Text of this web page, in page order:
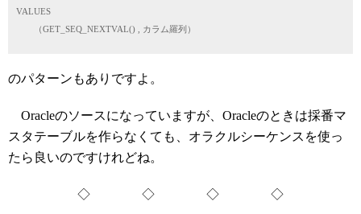
VALUES
（GET_SEQ_NEXTVAL() , カラム羅列）
のパターンもありですよ。
Oracleのソースになっていますが、Oracleのときは採番マ
スタテーブルを作らなくても、オラクルシーケンスを使っ
たら良いのですけれどね。
◇ ◇ ◇ ◇